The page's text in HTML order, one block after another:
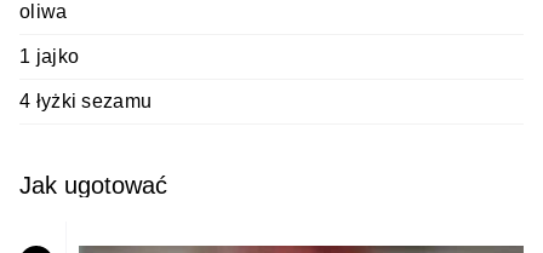
oliwa
1 jajko
4 łyżki sezamu
Jak ugotować